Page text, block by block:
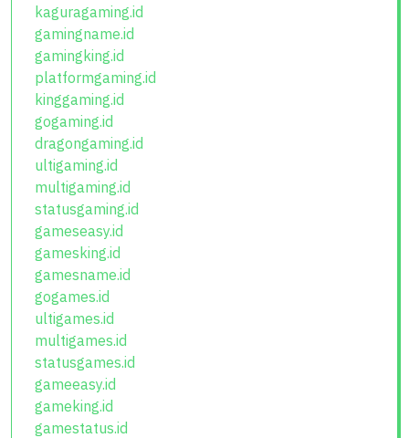
kaguragaming.id
gamingname.id
gamingking.id
platformgaming.id
kinggaming.id
gogaming.id
dragongaming.id
ultigaming.id
multigaming.id
statusgaming.id
gameseasy.id
gamesking.id
gamesname.id
gogames.id
ultigames.id
multigames.id
statusgames.id
gameeasy.id
gameking.id
gamestatus.id